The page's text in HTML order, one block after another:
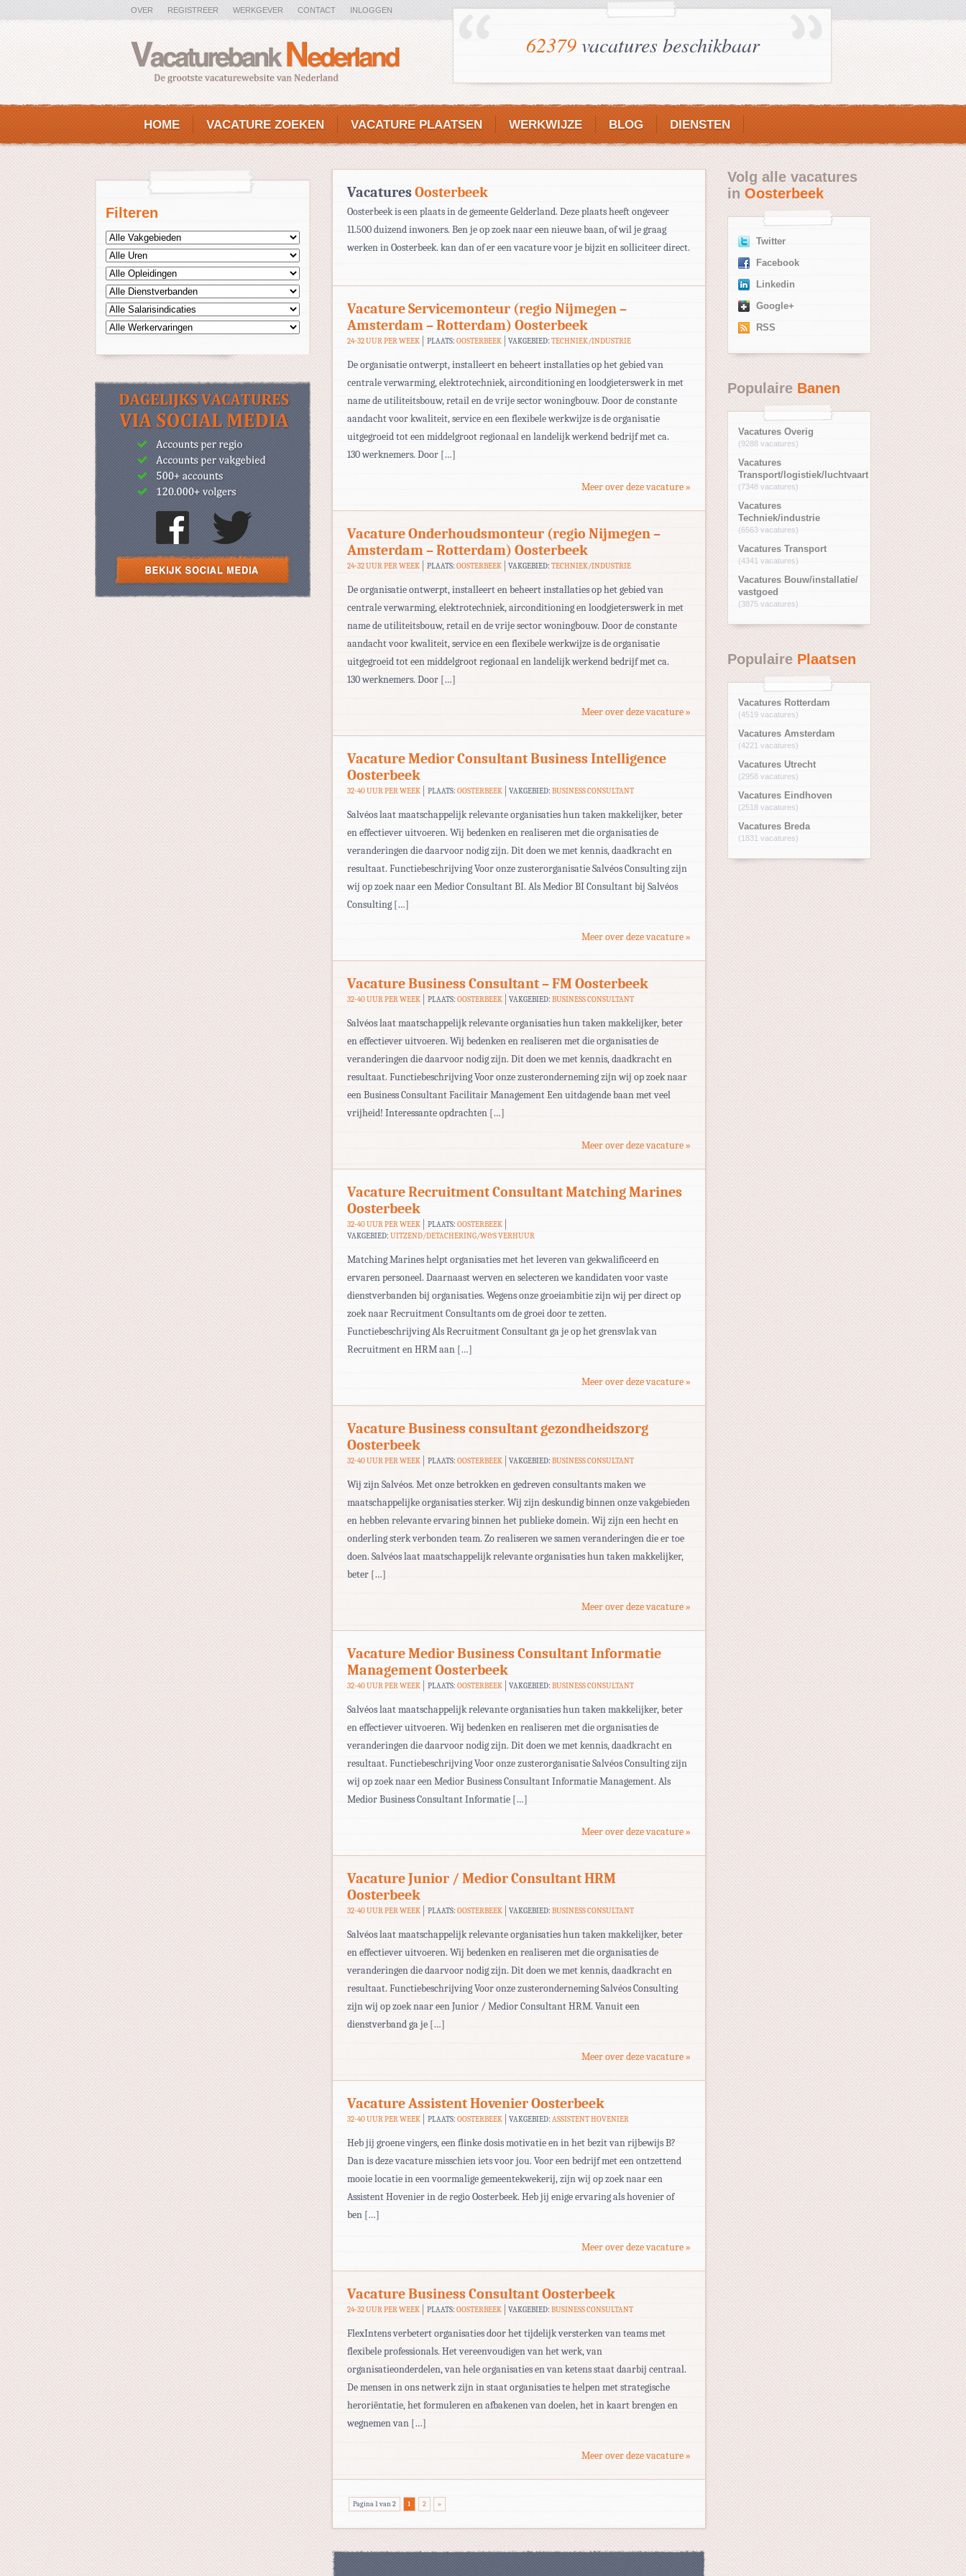
OVER REGISTREER WERKGEVER CONTACT INLOGGEN
62379vacatures beschikbaar
HOME VACATURE ZOEKEN VACATURE PLAATSEN WERKWIJZE BLOG DIENSTEN
Filteren
VacaturesOosterbeek
Oosterbeek is een plaats in de gemeente Gelderland. Deze plaats heeft ongeveer
11.500 duizend inwoners. Ben je op zoek naar een nieuwe baan, of wil je graag
werken in Oosterbeek. kan dan of er een vacature voor je bijzit en solliciteer direct.
Vacature Servicemonteur (regio Nijmegen –
Amsterdam – Rotterdam) Oosterbeek
24-32 UUR PER WEEK PLAATS: OOSTERBEEK VAKGEBIED:TECHNIEK/INDUSTRIE
De organisatie ontwerpt, installeert en beheert installaties op het gebied van
centrale verwarming, elektrotechniek, airconditioning en loodgieterswerk in met
name de utiliteitsbouw, retail en de vrije sector woningbouw. Door de constante
aandacht voor kwaliteit, service en een flexibele werkwijze is de organisatie
uitgegroeid tot een middelgroot regionaal en landelijk werkend bedrijf met ca.
130 werknemers. Door […]
Meer over deze vacature »
Vacature Onderhoudsmonteur (regio Nijmegen –
Amsterdam – Rotterdam) Oosterbeek
24-32 UUR PER WEEK PLAATS: OOSTERBEEK VAKGEBIED:TECHNIEK/INDUSTRIE
De organisatie ontwerpt, installeert en beheert installaties op het gebied van
centrale verwarming, elektrotechniek, airconditioning en loodgieterswerk in met
name de utiliteitsbouw, retail en de vrije sector woningbouw. Door de constante
aandacht voor kwaliteit, service en een flexibele werkwijze is de organisatie
uitgegroeid tot een middelgroot regionaal en landelijk werkend bedrijf met ca.
130 werknemers. Door […]
Meer over deze vacature »
Vacature Medior Consultant Business Intelligence
Oosterbeek
32-40 UUR PER WEEK PLAATS: OOSTERBEEK VAKGEBIED:BUSINESS CONSULTANT
Salvéos laat maatschappelijk relevante organisaties hun taken makkelijker, beter
en effectiever uitvoeren. Wij bedenken en realiseren met die organisaties de
veranderingen die daarvoor nodig zijn. Dit doen we met kennis, daadkracht en
resultaat. Functiebeschrijving Voor onze zusterorganisatie Salvéos Consulting zijn
wij op zoek naar een Medior Consultant BI. Als Medior BI Consultant bij Salvéos
Consulting […]
Meer over deze vacature »
Vacature Business Consultant – FM Oosterbeek
32-40 UUR PER WEEK PLAATS: OOSTERBEEK VAKGEBIED:BUSINESS CONSULTANT
Salvéos laat maatschappelijk relevante organisaties hun taken makkelijker, beter
en effectiever uitvoeren. Wij bedenken en realiseren met die organisaties de
veranderingen die daarvoor nodig zijn. Dit doen we met kennis, daadkracht en
resultaat. Functiebeschrijving Voor onze zusteronderneming zijn wij op zoek naar
een Business Consultant Facilitair Management Een uitdagende baan met veel
vrijheid! Interessante opdrachten […]
Meer over deze vacature »
Vacature Recruitment Consultant Matching Marines
Oosterbeek
32-40 UUR PER WEEK PLAATS: OOSTERBEEK
VAKGEBIED: UITZEND/DETACHERING/W&S VERHUUR
Matching Marines helpt organisaties met het leveren van gekwalificeerd en
ervaren personeel. Daarnaast werven en selecteren we kandidaten voor vaste
dienstverbanden bij organisaties. Wegens onze groeiambitie zijn wij per direct op
zoek naar Recruitment Consultants om de groei door te zetten.
Functiebeschrijving Als Recruitment Consultant ga je op het grensvlak van
Recruitment en HRM aan […]
Meer over deze vacature »
Vacature Business consultant gezondheidszorg
Oosterbeek
32-40 UUR PER WEEK PLAATS: OOSTERBEEK VAKGEBIED:BUSINESS CONSULTANT
Wij zijn Salvéos. Met onze betrokken en gedreven consultants maken we
maatschappelijke organisaties sterker. Wij zijn deskundig binnen onze vakgebieden
en hebben relevante ervaring binnen het publieke domein. Wij zijn een hecht en
onderling sterk verbonden team. Zo realiseren we samen veranderingen die er toe
doen. Salvéos laat maatschappelijk relevante organisaties hun taken makkelijker,
beter […]
Meer over deze vacature »
Vacature Medior Business Consultant Informatie
Management Oosterbeek
32-40 UUR PER WEEK PLAATS: OOSTERBEEK VAKGEBIED:BUSINESS CONSULTANT
Salvéos laat maatschappelijk relevante organisaties hun taken makkelijker, beter
en effectiever uitvoeren. Wij bedenken en realiseren met die organisaties de
veranderingen die daarvoor nodig zijn. Dit doen we met kennis, daadkracht en
resultaat. Functiebeschrijving Voor onze zusterorganisatie Salvéos Consulting zijn
wij op zoek naar een Medior Business Consultant Informatie Management. Als
Medior Business Consultant Informatie […]
Meer over deze vacature »
Vacature Junior / Medior Consultant HRM
Oosterbeek
32-40 UUR PER WEEK PLAATS: OOSTERBEEK VAKGEBIED:BUSINESS CONSULTANT
Salvéos laat maatschappelijk relevante organisaties hun taken makkelijker, beter
en effectiever uitvoeren. Wij bedenken en realiseren met die organisaties de
veranderingen die daarvoor nodig zijn. Dit doen we met kennis, daadkracht en
resultaat. Functiebeschrijving Voor onze zusteronderneming Salvéos Consulting
zijn wij op zoek naar een Junior / Medior Consultant HRM. Vanuit een
dienstverband ga je […]
Meer over deze vacature »
Vacature Assistent Hovenier Oosterbeek
32-40 UUR PER WEEK PLAATS: OOSTERBEEK VAKGEBIED:ASSISTENT HOVENIER
Heb jij groene vingers, een flinke dosis motivatie en in het bezit van rijbewijs B?
Dan is deze vacature misschien iets voor jou. Voor een bedrijf met een ontzettend
mooie locatie in een voormalige gemeentekwekerij, zijn wij op zoek naar een
Assistent Hovenier in de regio Oosterbeek. Heb jij enige ervaring als hovenier of
ben […]
Meer over deze vacature »
Vacature Business Consultant Oosterbeek
24-32 UUR PER WEEK PLAATS: OOSTERBEEK VAKGEBIED:BUSINESS CONSULTANT
FlexIntens verbetert organisaties door het tijdelijk versterken van teams met
flexibele professionals. Het vereenvoudigen van het werk, van
organisatieonderdelen, van hele organisaties en van ketens staat daarbij centraal.
De mensen in ons netwerk zijn in staat organisaties te helpen met strategische
heroriëntatie, het formuleren en afbakenen van doelen, het in kaart brengen en
wegnemen van […]
Meer over deze vacature »
Pagina 1 van 2 1 2 »
Volg alle vacatures
inOosterbeek
Twitter
Facebook
Linkedin
Google+
RSS
PopulaireBanen
Vacatures Overig
(9288 vacatures)
Vacatures
Transport/logistiek/luchtvaart
(7348 vacatures)
Vacatures
Techniek/industrie
(6563 vacatures)
Vacatures Transport
(4341 vacatures)
Vacatures Bouw/installatie/
vastgoed
(3875 vacatures)
Populaire Plaatsen
Vacatures Rotterdam
(4519 vacatures)
Vacatures Amsterdam
(4221 vacatures)
Vacatures Utrecht
(2958 vacatures)
Vacatures Eindhoven
(2518 vacatures)
Vacatures Breda
(1831 vacatures)